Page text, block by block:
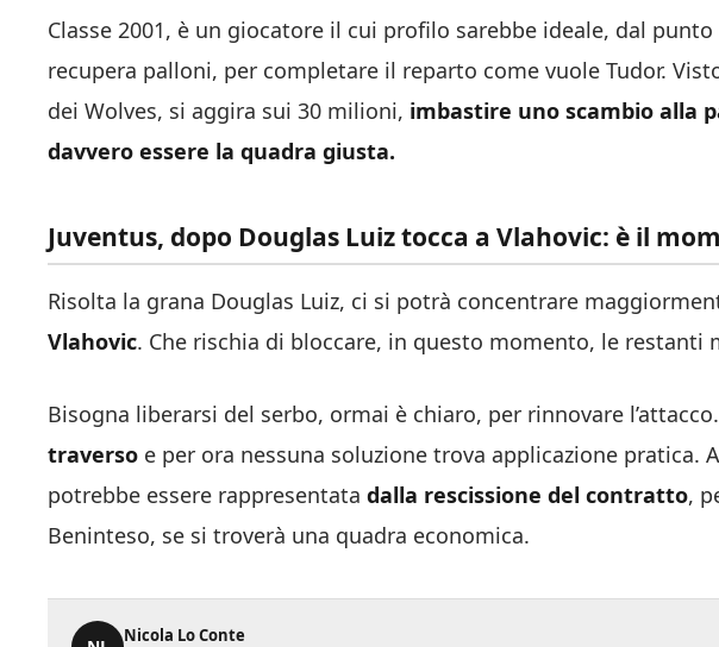
Classe 2001, è un giocatore il cui profilo sarebbe ideale, dal
recupera palloni, per completare il reparto come vuole Tudor.
dei Wolves, si aggira sui 30 milioni, imbastire uno scambio alla
davvero essere la quadra giusta.
Juventus, dopo Douglas Luiz tocca a Vlahovic: è il
Risolta la grana Douglas Luiz, ci si potrà concentrare
Vlahovic. Che rischia di bloccare, in questo momento, le restanti
Bisogna liberarsi del serbo, ormai è chiaro, per rinnovare l’attacco.
traverso e per ora nessuna soluzione trova applicazione pratica.
potrebbe essere rappresentata dalla rescissione del contratto,
Beninteso, se si troverà una quadra economica.
Nicola Lo Conte